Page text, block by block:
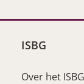
ISBG
Over het ISBG